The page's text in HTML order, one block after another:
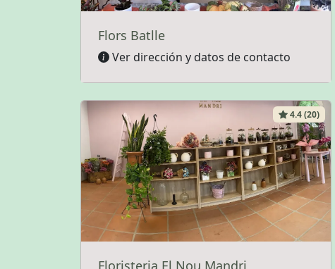
Flors Batlle
Ver dirección y datos de contacto
4.4 (20)
Floristeria El Nou Mandri